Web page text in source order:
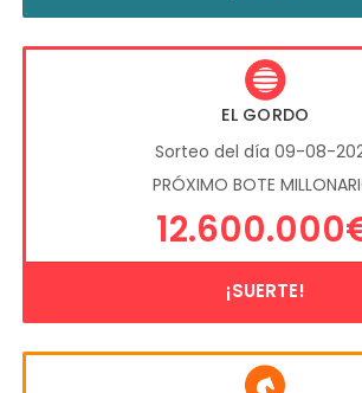
EL GORDO
Sorteo del día 09-08-
PRÓXIMO BOTE
¡SUERTE!